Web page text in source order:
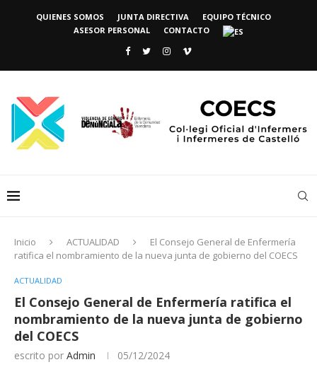
QUIENES SOMOS JUNTA DIRECTIVA
EQUIPO TÉCNICO
ASESOR PERSONAL
CONTACTO
Inicio ACTUALIDAD
El Consejo General de Enfermería
ratifica el nombramiento de la nueva junta de gobierno del COECS
ACTUALIDAD
El Consejo General de Enfermería ratifica el
nombramiento de la nueva junta de gobierno
del COECS
escrito por Admin 05/12/2024